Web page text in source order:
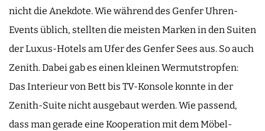
nicht die Anekdote. Wie während des Genfer Uhren-
Events üblich, stellten die meisten Marken in den Suiten
der Luxus-Hotels am Ufer des Genfer Sees aus. So auch
Zenith. Dabei gab es einen kleinen Wermutstropfen:
Das Interieur von Bett bis TV-Konsole konnte in der
Zenith-Suite nicht ausgebaut werden. Wie passend,
dass man gerade eine Kooperation mit dem Möbel-